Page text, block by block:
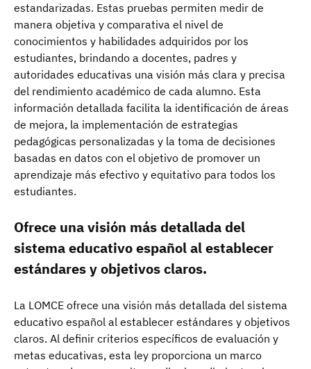
estandarizadas. Estas pruebas permiten medir de
manera objetiva y comparativa el nivel de
conocimientos y habilidades adquiridos por los
estudiantes, brindando a docentes, padres y
autoridades educativas una visión más clara y precisa
del rendimiento académico de cada alumno. Esta
información detallada facilita la identificación de áreas
de mejora, la implementación de estrategias
pedagógicas personalizadas y la toma de decisiones
basadas en datos con el objetivo de promover un
aprendizaje más efectivo y equitativo para todos los
estudiantes.
Ofrece una visión más detallada del
sistema educativo español al establecer
estándares y objetivos claros.
La LOMCE ofrece una visión más detallada del sistema
educativo español al establecer estándares y objetivos
claros. Al definir criterios específicos de evaluación y
metas educativas, esta ley proporciona un marco